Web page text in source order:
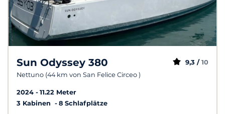
Sun Odyssey 380
Nettuno (44 km von San Felice Circeo )
9,3 / 10
2024
11.22 Meter
3 Kabinen
8 Schlafplätze